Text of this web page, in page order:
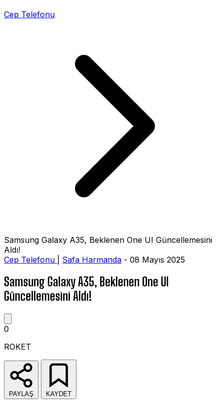
Cep Telefonu
Samsung Galaxy A35, Beklenen One UI Güncellemesini
Aldı!
Cep Telefonu
Safa Harmanda - 08 Mayıs 2025
Samsung Galaxy A35, Beklenen One UI
Güncellemesini Aldı!
0
ROKET
PAYLAŞ KAYDET